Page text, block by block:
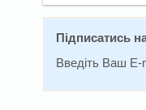
Підписатись
Введіть Ваш E-